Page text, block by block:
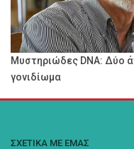
Μυστηριώδες DNA: Δύο
γονιδίωμα
ΣΧΕΤΙΚΑ ΜΕ ΕΜΑΣ